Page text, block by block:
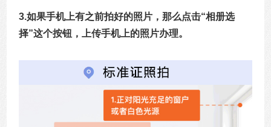
3.如果手机上有之前拍好的照片，那么点击“相册选
择”这个按钮，上传手机上的照片办理。